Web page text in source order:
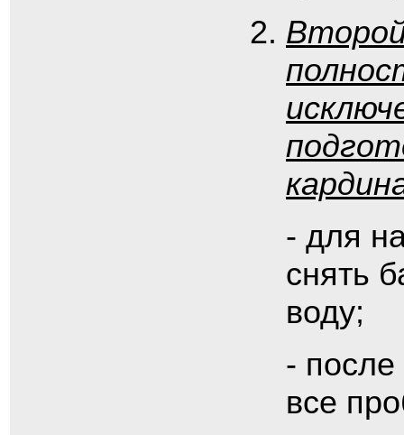
- для
снять
воду;
- после
все